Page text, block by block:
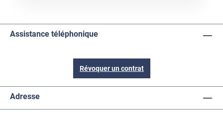
Assistance téléphonique
Révoquer un contrat
Adresse